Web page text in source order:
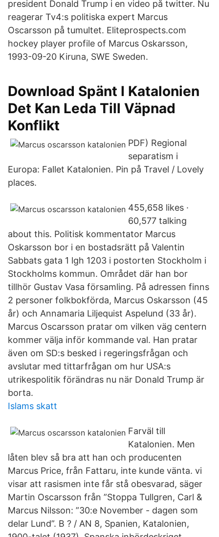
president Donald Trump i en video på twitter. Nu
reagerar Tv4:s politiska expert Marcus
Oscarsson på tumultet. Eliteprospects.com
hockey player profile of Marcus Oskarsson,
1993-09-20 Kiruna, SWE Sweden.
Download Spänt I Katalonien
Det Kan Leda Till Väpnad
Konflikt
PDF) Regional
separatism i
Europa: Fallet Katalonien. Pin på Travel / Lovely
places.
455,658 likes ·
60,577 talking
about this. Politisk kommentator Marcus
Oskarsson bor i en bostadsrätt på Valentin
Sabbats gata 1 lgh 1203 i postorten Stockholm i
Stockholms kommun. Området där han bor
tillhör Gustav Vasa församling. På adressen finns
2 personer folkbokförda, Marcus Oskarsson (45
år) och Annamaria Liljequist Aspelund (33 år).
Marcus Oscarsson pratar om vilken väg centern
kommer välja inför kommande val. Han pratar
även om SD:s besked i regeringsfrågan och
avslutar med tittarfrågan om hur USA:s
utrikespolitik förändras nu när Donald Trump är
borta.
Islams skatt
Farväl till
Katalonien. Men
låten blev så bra att han och producenten
Marcus Price, från Fattaru, inte kunde vänta. vi
visar att rasismen inte får stå obesvarad, säger
Martin Oscarsson från ”Stoppa Tullgren, Carl &
Marcus Nilsson: ”30:e November - dagen som
delar Lund”. B ? / AN 8, Spanien, Katalonien,